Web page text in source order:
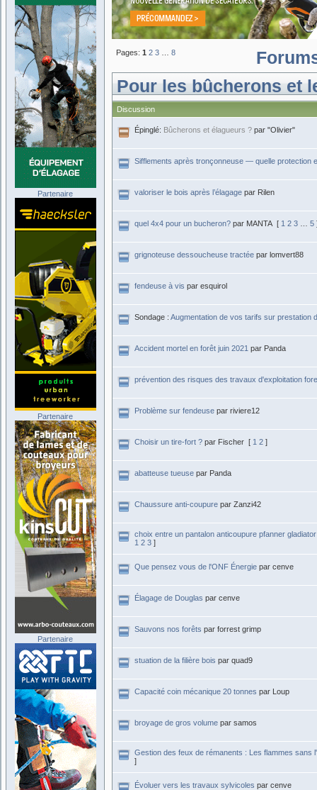
Pages: 1 2 3 8
Pour les bûcherons et
Discussion
Épinglé: Bûcherons et élagueurs ? par "Olivier"
Sifflements après tronçonneuse — quelle protection
valoriser le bois après l’élagage par Rilen
quel 4x4 pour un bucheron? par MANTA [ 1 2 3 …5
grignoteuse dessoucheuse tractée par lomvert88
fendeuse à vis par esquirol
Sondage :Augmentation de vos tarifs sur prestation
Accident mortel en forêt juin 2021 par Panda
prévention des risques des travaux d'exploitation
Problème sur fendeuse par riviere12
Choisir un tire-fort ? par Fischer [ 1 2 ]
abatteuse tueuse par Panda
Chaussure anti-coupure par Zanzi42
choix entre un pantalon anticoupure pfanner
1 2 3 ]
Que pensez vous de l'ONF Énergie par cenve
Élagage de Douglas par cenve
Sauvons nos forêts par forrest grimp
stuation de la filière bois par quad9
Capacité coin mécanique 20 tonnes par Loup
broyage de gros volume par samos
Gestion des feux de rémanents : Les flammes sans
]
Évoluer vers les travaux sylvicoles par cenve
Partenaire
Partenaire
Partenaire